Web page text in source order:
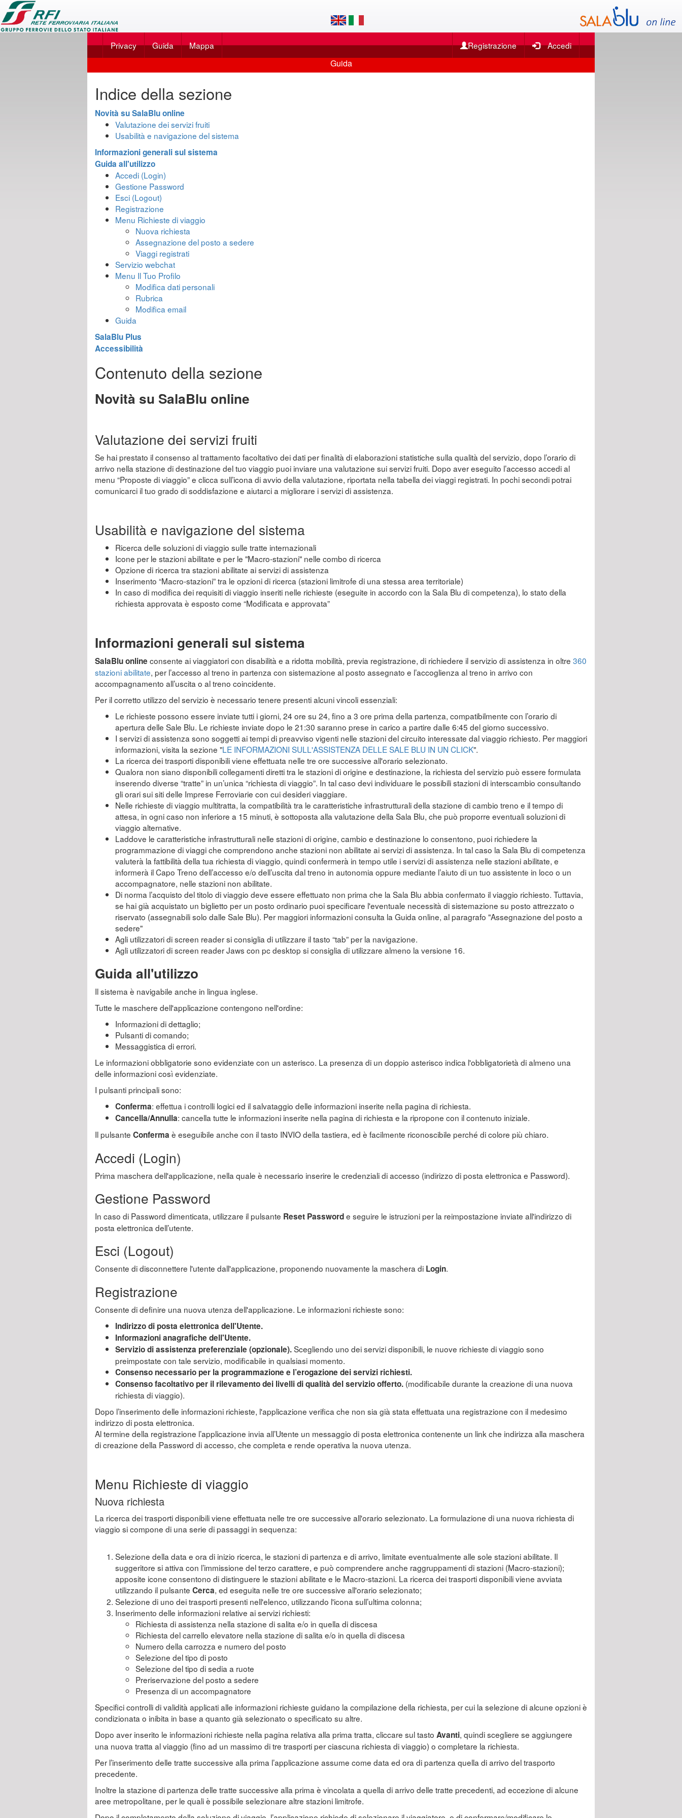
Applicazione
SalaBlu Privacy Guida Mappa Registrazione Accedi
Guida
Guida
Indice della sezione
Novità su SalaBlu online
Valutazione dei servizi fruiti
Usabilità e navigazione del sistema
Informazioni generali sul sistema
Guida all'utilizzo
Accedi (Login)
Gestione Password
Esci (Logout)
Registrazione
Menu Richieste di viaggio
Nuova richiesta
Assegnazione del posto a sedere
Viaggi registrati
Servizio webchat
Menu Il Tuo Profilo
Modifica dati personali
Rubrica
Modifica email
Guida
SalaBlu Plus
Accessibilità
Contenuto della sezione
Novità su SalaBlu online
Valutazione dei servizi fruiti
Se hai prestato il consenso al trattamento facoltativo dei dati per finalità di elaborazioni statistiche sulla qualità del servizio, dopo l’orario di
arrivo nella stazione di destinazione del tuo viaggio puoi inviare una valutazione sui servizi fruiti. Dopo aver eseguito l’accesso accedi al
menu “Proposte di viaggio” e clicca sull’icona di avvio della valutazione, riportata nella tabella dei viaggi registrati. In pochi secondi potrai
comunicarci il tuo grado di soddisfazione e aiutarci a migliorare i servizi di assistenza.
Usabilità e navigazione del sistema
Ricerca delle soluzioni di viaggio sulle tratte internazionali
Icone per le stazioni abilitate e per le "Macro-stazioni" nelle combo di ricerca
Opzione di ricerca tra stazioni abilitate ai servizi di assistenza
Inserimento “Macro-stazioni” tra le opzioni di ricerca (stazioni limitrofe di una stessa area territoriale)
In caso di modifica dei requisiti di viaggio inseriti nelle richieste (eseguite in accordo con la Sala Blu di competenza), lo stato della
richiesta approvata è esposto come “Modificata e approvata”
Informazioni generali sul sistema
SalaBlu online consente ai viaggiatori con disabilità e a ridotta mobilità, previa registrazione, di richiedere il servizio di assistenza in oltre 360
stazioni abilitate, per l’accesso al treno in partenza con sistemazione al posto assegnato e l’accoglienza al treno in arrivo con
accompagnamento all’uscita o al treno coincidente.
Per il corretto utilizzo del servizio è necessario tenere presenti alcuni vincoli essenziali:
Le richieste possono essere inviate tutti i giorni, 24 ore su 24, fino a 3 ore prima della partenza, compatibilmente con l’orario di
apertura delle Sale Blu. Le richieste inviate dopo le 21:30 saranno prese in carico a partire dalle 6:45 del giorno successivo.
I servizi di assistenza sono soggetti ai tempi di preavviso vigenti nelle stazioni del circuito interessate dal viaggio richiesto. Per maggiori
informazioni, visita la sezione "LE INFORMAZIONI SULL'ASSISTENZA DELLE SALE BLU IN UN CLICK".
La ricerca dei trasporti disponibili viene effettuata nelle tre ore successive all'orario selezionato.
Qualora non siano disponibili collegamenti diretti tra le stazioni di origine e destinazione, la richiesta del servizio può essere formulata
inserendo diverse “tratte” in un’unica “richiesta di viaggio”. In tal caso devi individuare le possibili stazioni di interscambio consultando
gli orari sui siti delle Imprese Ferroviarie con cui desideri viaggiare.
Nelle richieste di viaggio multitratta, la compatibilità tra le caratteristiche infrastrutturali della stazione di cambio treno e il tempo di
attesa, in ogni caso non inferiore a 15 minuti, è sottoposta alla valutazione della Sala Blu, che può proporre eventuali soluzioni di
viaggio alternative.
Laddove le caratteristiche infrastrutturali nelle stazioni di origine, cambio e destinazione lo consentono, puoi richiedere la
programmazione di viaggi che comprendono anche stazioni non abilitate ai servizi di assistenza. In tal caso la Sala Blu di competenza
valuterà la fattibilità della tua richiesta di viaggio, quindi confermerà in tempo utile i servizi di assistenza nelle stazioni abilitate, e
informerà il Capo Treno dell’accesso e/o dell’uscita dal treno in autonomia oppure mediante l’aiuto di un tuo assistente in loco o un
accompagnatore, nelle stazioni non abilitate.
Di norma l’acquisto del titolo di viaggio deve essere effettuato non prima che la Sala Blu abbia confermato il viaggio richiesto. Tuttavia,
se hai già acquistato un biglietto per un posto ordinario puoi specificare l'eventuale necessità di sistemazione su posto attrezzato o
riservato (assegnabili solo dalle Sale Blu). Per maggiori informazioni consulta la Guida online, al paragrafo "Assegnazione del posto a
sedere"
Agli utilizzatori di screen reader si consiglia di utilizzare il tasto “tab” per la navigazione.
Agli utilizzatori di screen reader Jaws con pc desktop si consiglia di utilizzare almeno la versione 16.
Guida all'utilizzo
Il sistema è navigabile anche in lingua inglese.
Tutte le maschere dell'applicazione contengono nell'ordine:
Informazioni di dettaglio;
Pulsanti di comando;
Messaggistica di errori.
Le informazioni obbligatorie sono evidenziate con un asterisco. La presenza di un doppio asterisco indica l'obbligatorietà di almeno una
delle informazioni così evidenziate.
I pulsanti principali sono:
Conferma: effettua i controlli logici ed il salvataggio delle informazioni inserite nella pagina di richiesta.
Cancella/Annulla: cancella tutte le informazioni inserite nella pagina di richiesta e la ripropone con il contenuto iniziale.
Il pulsante Conferma è eseguibile anche con il tasto INVIO della tastiera, ed è facilmente riconoscibile perché di colore più chiaro.
Accedi (Login)
Prima maschera dell'applicazione, nella quale è necessario inserire le credenziali di accesso (indirizzo di posta elettronica e Password).
Gestione Password
In caso di Password dimenticata, utilizzare il pulsante Reset Passworde seguire le istruzioni per la reimpostazione inviate all'indirizzo di
posta elettronica dell’utente.
Esci (Logout)
Consente di disconnettere l'utente dall'applicazione, proponendo nuovamente la maschera di Login.
Registrazione
Consente di definire una nuova utenza dell'applicazione. Le informazioni richieste sono:
Indirizzo di posta elettronica dell'Utente.
Informazioni anagrafiche dell'Utente.
Servizio di assistenza preferenziale (opzionale).Scegliendo uno dei servizi disponibili, le nuove richieste di viaggio sono
preimpostate con tale servizio, modificabile in qualsiasi momento.
Consenso necessario per la programmazione e l’erogazione dei servizi richiesti.
Consenso facoltativo per il rilevamento dei livelli di qualità del servizio offerto. (modificabile durante la creazione di una nuova
richiesta di viaggio).
Dopo l’inserimento delle informazioni richieste, l'applicazione verifica che non sia già stata effettuata una registrazione con il medesimo
indirizzo di posta elettronica.
Al termine della registrazione l’applicazione invia all’Utente un messaggio di posta elettronica contenente un link che indirizza alla maschera
di creazione della Password di accesso, che completa e rende operativa la nuova utenza.
Menu Richieste di viaggio
Nuova richiesta
La ricerca dei trasporti disponibili viene effettuata nelle tre ore successive all'orario selezionato. La formulazione di una nuova richiesta di
viaggio si compone di una serie di passaggi in sequenza:
Selezione della data e ora di inizio ricerca, le stazioni di partenza e di arrivo, limitate eventualmente alle sole stazioni abilitate. Il
suggeritore si attiva con l’immissione del terzo carattere, e può comprendere anche raggruppamenti di stazioni (Macro-stazioni);
apposite icone consentono di distinguere le stazioni abilitate e le Macro-stazioni. La ricerca dei trasporti disponibili viene avviata
utilizzando il pulsante Cerca, ed eseguita nelle tre ore successive all'orario selezionato;
Selezione di uno dei trasporti presenti nell'elenco, utilizzando l'icona sull’ultima colonna;
Inserimento delle informazioni relative ai servizi richiesti:
Richiesta di assistenza nella stazione di salita e/o in quella di discesa
Richiesta del carrello elevatore nella stazione di salita e/o in quella di discesa
Numero della carrozza e numero del posto
Selezione del tipo di posto
Selezione del tipo di sedia a ruote
Preriservazione del posto a sedere
Presenza di un accompagnatore
Specifici controlli di validità applicati alle informazioni richieste guidano la compilazione della richiesta, per cui la selezione di alcune opzioni è
condizionata o inibita in base a quanto già selezionato o specificato su altre.
Dopo aver inserito le informazioni richieste nella pagina relativa alla prima tratta, cliccare sul tasto Avanti, quindi scegliere se aggiungere
una nuova tratta al viaggio (fino ad un massimo di tre trasporti per ciascuna richiesta di viaggio) o completare la richiesta.
Per l’inserimento delle tratte successive alla prima l’applicazione assume come data ed ora di partenza quella di arrivo del trasporto
precedente.
Inoltre la stazione di partenza delle tratte successive alla prima è vincolata a quella di arrivo delle tratte precedenti, ad eccezione di alcune
aree metropolitane, per le quali è possibile selezionare altre stazioni limitrofe.